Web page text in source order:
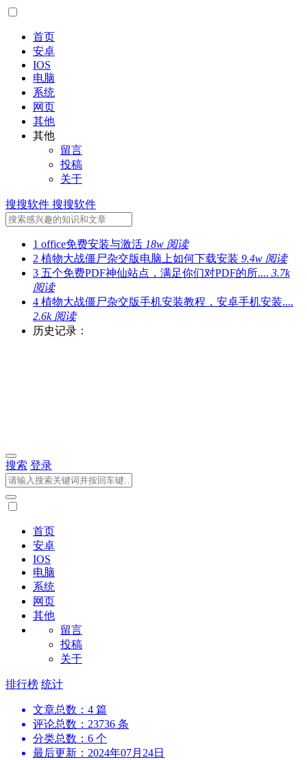
首页
安卓
IOS
电脑
系统
网页
其他
其他
留言
投稿
关于
搜搜软件 搜搜软件
1 office免费安装与激活 18w 阅读
2 植物大战僵尸杂交版电脑上如何下载安装 9.4w 阅读
3 五个免费PDF神仙站点，满足你们对PDF的所.... 3.7k
阅读
4 植物大战僵尸杂交版手机安装教程，安卓手机安装....
2.6k 阅读
历史记录：
搜索 登录
首页
安卓
IOS
电脑
系统
网页
其他
留言
投稿
关于
排行榜 统计
文章总数：4 篇
评论总数：23736 条
分类总数：6 个
最后更新：2024年07月24日